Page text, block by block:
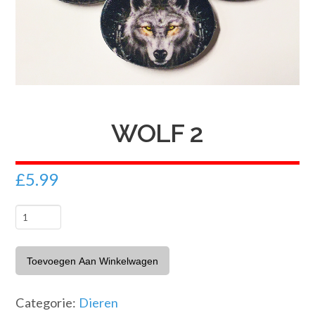
WOLF 2
£5.99
Wolf
aantal
Toevoegen Aan Winkelwagen
Categorie: Dieren